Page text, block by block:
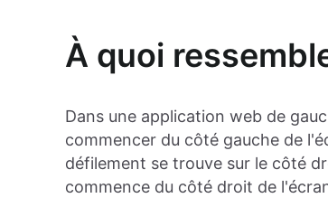
À quoi
Dans une application web de
commencer du côté gauche de
défilement se trouve sur le côté
commence du côté droit de